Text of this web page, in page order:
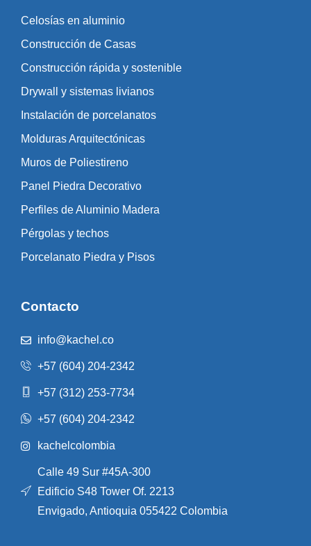
Celosías en aluminio
Construcción de Casas
Construcción rápida y sostenible
Drywall y sistemas livianos
Instalación de porcelanatos
Molduras Arquitectónicas
Muros de Poliestireno
Panel Piedra Decorativo
Perfiles de Aluminio Madera
Pérgolas y techos
Porcelanato Piedra y Pisos
Contacto
info@kachel.co
+57 (604) 204-2342
+57 (312) 253-7734
+57 (604) 204-2342
kachelcolombia
Calle 49 Sur #45A-300
Edificio S48 Tower Of. 2213
Envigado, Antioquia 055422 Colombia